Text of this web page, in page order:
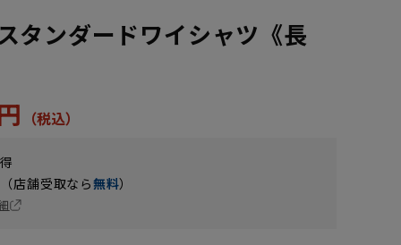
タンダードワイシャツ《長
店舗受取なら無料）